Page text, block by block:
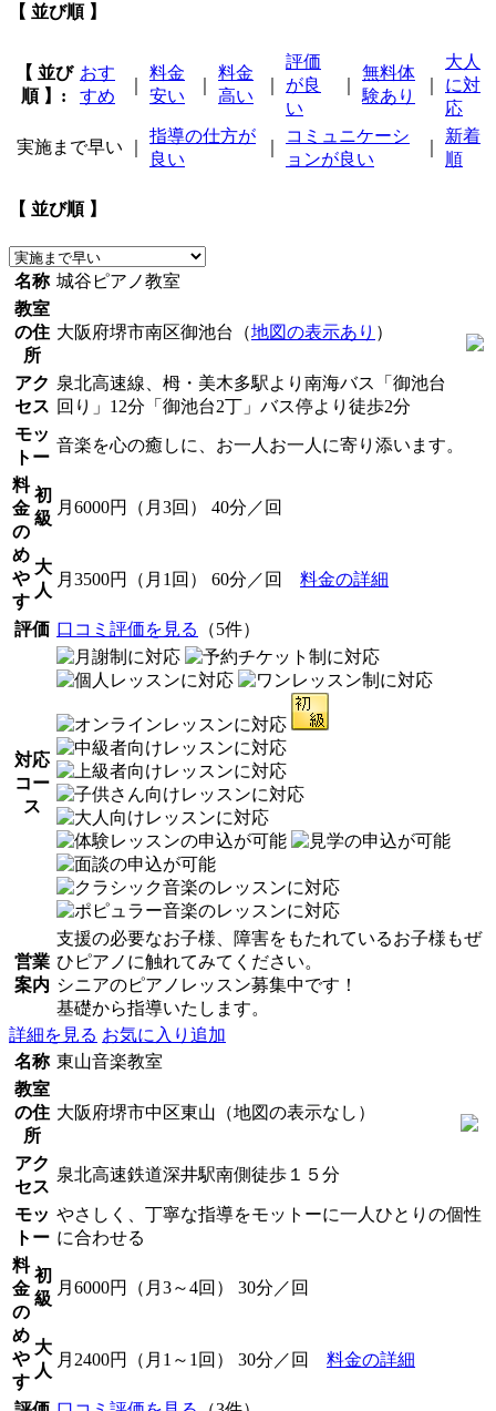
【 並び順 】
【 並び
順 】:
おす
すめ
料金
安い
料金
高い
評価
が良
い
無料体
験あり
大人
に対
応
実施まで早い
指導の仕方が
良い
コミュニケーシ
ョンが良い
新着
順
【 並び順 】
名称 城谷ピアノ教室
教室
の住
所
大阪府堺市南区御池台（地図の表示あり ）
アク
セス
泉北高速線、栂・美木多駅より南海バス「御池台
回り」12分「御池台2丁」バス停より徒歩2分
モッ
トー
音楽を心の癒しに、お一人お一人に寄り添います。
料
金
の
め
や
す
初
級
月6000円（月3回） 40分／回
大
人
月3500円（月1回） 60分／回 料金の詳細
評価 口コミ評価を見る （5件）
対応
コー
ス
営業
案内
支援の必要なお子様、障害をもたれているお子様もぜ
ひピアノに触れてみてください。
シニアのピアノレッスン募集中です！
基礎から指導いたします。
詳細を見る お気に入り追加
名称 東山音楽教室
教室
の住
所
大阪府堺市中区東山（地図の表示なし）
アク
セス
泉北高速鉄道深井駅南側徒歩１５分
モッ
トー
やさしく、丁寧な指導をモットーに一人ひとりの個性
に合わせる
料
金
の
め
や
す
初
級
月6000円（月3～4回） 30分／回
大
人
月2400円（月1～1回） 30分／回 料金の詳細